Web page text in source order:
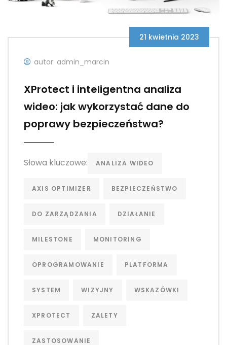
21 kwietnia 2023
autor: admin_marcin
XProtect i inteligentna analiza
wideo: jak wykorzystać dane do
poprawy bezpieczeństwa?
Słowa kluczowe: ANALIZA WIDEO
AXIS OPTIMIZER BEZPIECZEŃSTWO
DO ZARZĄDZANIA DZIAŁANIE
MILESTONE MONITORING
OPROGRAMOWANIE PLATFORMA
SYSTEM WIZYJNY WSKAZÓWKI
XPROTECT ZALETY
ZASTOSOWANIE